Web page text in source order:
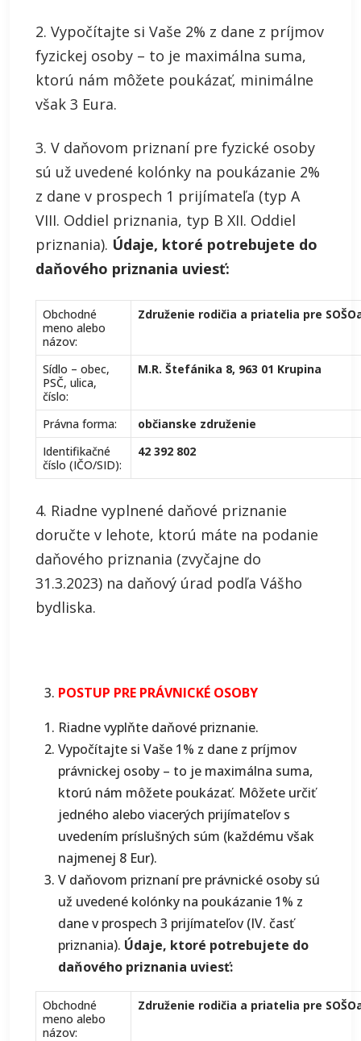
2. Vypočítajte si Vaše 2% z dane z príjmov
fyzickej osoby – to je maximálna suma,
ktorú nám môžete poukázať, minimálne
však 3 Eura.
3. V daňovom priznaní pre fyzické osoby
sú už uvedené kolónky na poukázanie 2%
z dane v prospech 1 prijímateľa (typ A
VIII. Oddiel priznania, typ B XII. Oddiel
priznania). Údaje, ktoré potrebujete do
daňového priznania uviesť:
Obchodné
meno alebo
názov:
Združenie rodičia a priatelia pre
Sídlo – obec,
PSČ, ulica,
číslo:
M.R. Štefánika 8, 963 01 Krupina
Právna forma:
občianske združenie
Identifikačné
číslo (IČO/SID):
42 392 802
4. Riadne vyplnené daňové priznanie
doručte v lehote, ktorú máte na podanie
daňového priznania (zvyčajne do
31.3.2023) na daňový úrad podľa Vášho
bydliska.
POSTUP PRE PRÁVNICKÉ OSOBY
Riadne vyplňte daňové priznanie.
Vypočítajte si Vaše 1% z dane z príjmov
právnickej osoby – to je maximálna suma,
ktorú nám môžete poukázať. Môžete určiť
jedného alebo viacerých prijímateľov s
uvedením príslušných súm (každému však
najmenej 8 Eur).
V daňovom priznaní pre právnické osoby sú
už uvedené kolónky na poukázanie 1% z
dane v prospech 3 prijímateľov (IV. časť
priznania). Údaje, ktoré potrebujete do
daňového priznania uviesť:
Obchodné
meno alebo
názov:
Združenie rodičia a priatelia pre